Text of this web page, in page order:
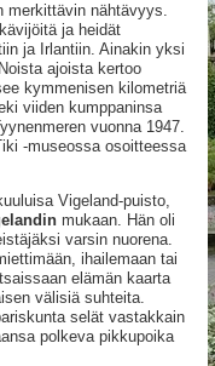
merkittävin nähtävyys.
ja heidät
ja Irlantiin. Ainakin yksi
ajoista kertoo
kymmenisen kilometriä
viiden kumppaninsa
vuonna 1947.
-museossa osoitteessa
Vigeland-puisto,
mukaan. Hän oli
varsin nuorena.
ihailemaan tai
elämän kaarta
välisiä suhteita.
selät vastakkain
polkeva pikkupoika